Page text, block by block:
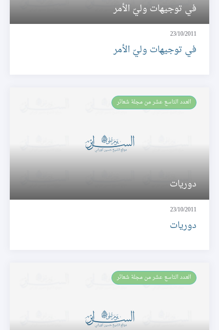
في توجيهات وليّ الأمر
23/10/2011
في توجيهات وليّ الأمر
العـدد التاسع عشر من مجلة شعائر
دوريات
23/10/2011
دوريات
العـدد التاسع عشر من مجلة شعائر